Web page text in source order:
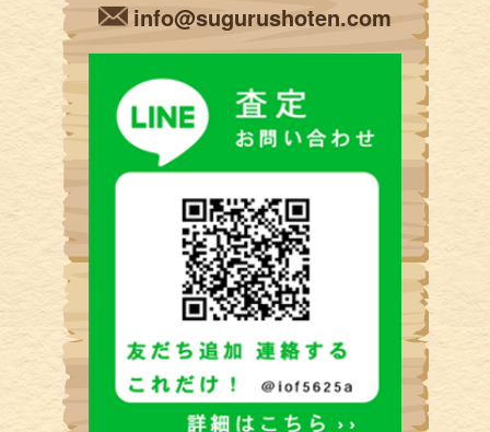
info@sugurushoten.com